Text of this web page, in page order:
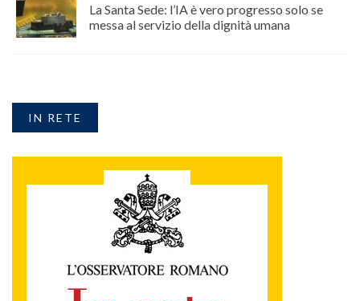
La Santa Sede: l’IA è vero progresso solo se
messa al servizio della dignità umana
IN RETE